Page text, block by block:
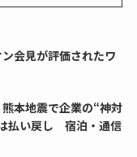
会見が評価されたワ
本地震で企業の“神対
払い戻し 宿泊・通信